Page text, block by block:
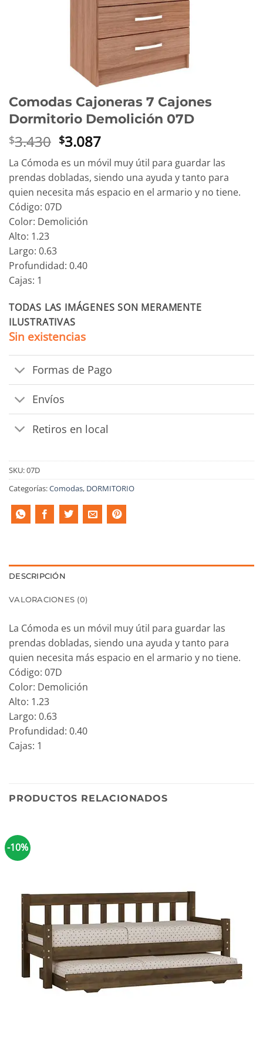
Comodas Cajoneras 7 Cajones
Dormitorio Demolición 07D
$3.430 El
precio
original
era:
$3.430.
$3.087El
precio
actual
es:
$3.087.
La Cómoda es un móvil muy útil para guardar las
prendas dobladas, siendo una ayuda y tanto para
quien necesita más espacio en el armario y no tiene.
Código: 07D
Color: Demolición
Alto: 1.23
Largo: 0.63
Profundidad: 0.40
Cajas: 1
TODAS LAS IMÁGENES SON MERAMENTE
ILUSTRATIVAS
Sin existencias
Formas de Pago
Envíos
Retiros en local
SKU:07D
Categorías:Comodas, DORMITORIO
DESCRIPCIÓN
VALORACIONES (0)
La Cómoda es un móvil muy útil para guardar las
prendas dobladas, siendo una ayuda y tanto para
quien necesita más espacio en el armario y no tiene.
Código: 07D
Color: Demolición
Alto: 1.23
Largo: 0.63
Profundidad: 0.40
Cajas: 1
PRODUCTOS RELACIONADOS
-10%